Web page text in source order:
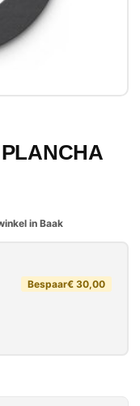
in Baak
is: €
Bespaar€30,00